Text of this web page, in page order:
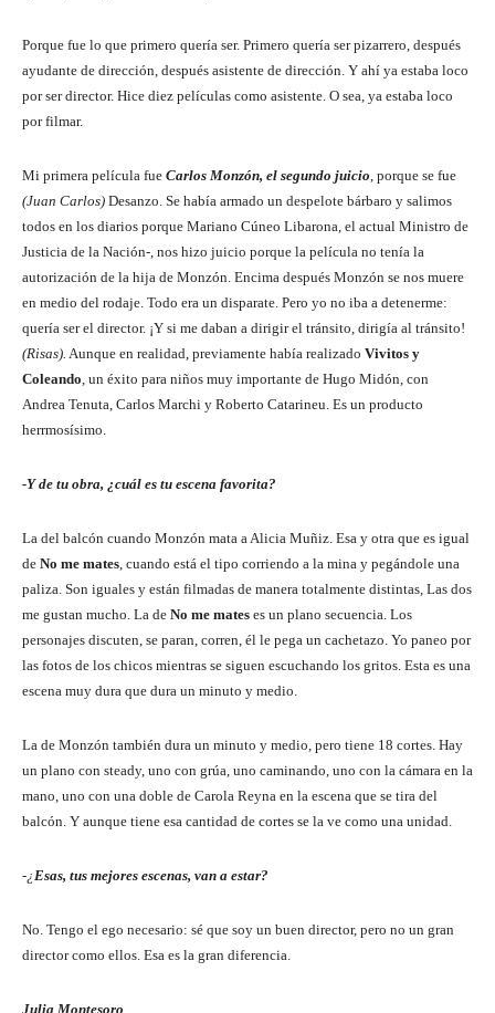
Porque fue lo que primero quería ser. Primero quería ser pizarrero, después
ayudante de dirección, después asistente de dirección. Y ahí ya estaba loco
por ser director. Hice diez películas como asistente. O sea, ya estaba loco
por filmar.
Mi primera película fue Carlos Monzón, el segundo juicio , porque se fue
(Juan Carlos) Desanzo. Se había armado un despelote bárbaro y salimos
todos en los diarios porque Mariano Cúneo Libarona, el actual Ministro de
Justicia de la Nación-, nos hizo juicio porque la película no tenía la
autorización de la hija de Monzón. Encima después Monzón se nos muere
en medio del rodaje. Todo era un disparate. Pero yo no iba a detenerme:
quería ser el director. ¡Y si me daban a dirigir el tránsito, dirigía al tránsito!
(Risas). Aunque en realidad, previamente había realizado Vivitos y
Coleando , un éxito para niños muy importante de Hugo Midón, con
Andrea Tenuta, Carlos Marchi y Roberto Catarineu. Es un producto
herrmosísimo.
-Y de tu obra, ¿cuál es tu escena favorita?
La del balcón cuando Monzón mata a Alicia Muñiz. Esa y otra que es igual
de No me mates , cuando está el tipo corriendo a la mina y pegándole una
paliza. Son iguales y están filmadas de manera totalmente distintas, Las dos
me gustan mucho. La de No me mates es un plano secuencia. Los
personajes discuten, se paran, corren, él le pega un cachetazo. Yo paneo por
las fotos de los chicos mientras se siguen escuchando los gritos. Esta es una
escena muy dura que dura un minuto y medio.
La de Monzón también dura un minuto y medio, pero tiene 18 cortes. Hay
un plano con steady, uno con grúa, uno caminando, uno con la cámara en la
mano, uno con una doble de Carola Reyna en la escena que se tira del
balcón. Y aunque tiene esa cantidad de cortes se la ve como una unidad.
-¿ Esas, tus mejores escenas, van a estar?
No. Tengo el ego necesario: sé que soy un buen director, pero no un gran
director como ellos. Esa es la gran diferencia.
Julia Montesoro